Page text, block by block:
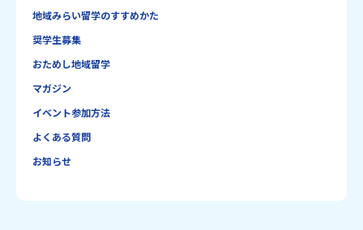
地域みらい留学のすすめかた
奨学生募集
おためし地域留学
マガジン
イベント参加方法
よくある質問
お知らせ